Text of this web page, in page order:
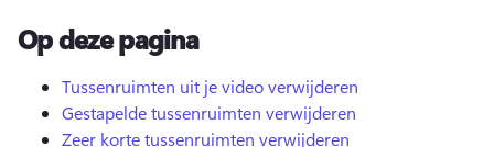
Aanmelden
Gratis uitproberen
Op deze pagina
Tussenruimten uit je video verwijderen
Gestapelde tussenruimten verwijderen
Zeer korte tussenruimten verwijderen